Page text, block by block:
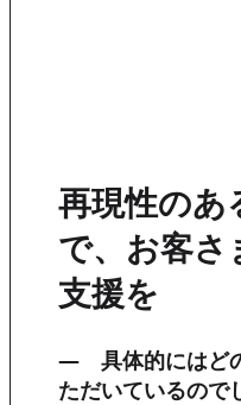
再現性のあ
で、お客さ
支援を
― 具体的にはど
ただいているので